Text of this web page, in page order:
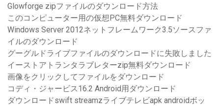
Glowforge zipファイルのダウンロード方法
このコンピューター用の仮想PC無料ダウンロード
Windows Server 2012ネットフレームワーク3.5ソースファ
イルのダウンロード
グーグルドライブファイルのダウンロードに失敗しました
イーストアトランタラブレターzip無料ダウンロード
画像をクリックしてファイルをダウンロード
コディ・ジャービス16.2 Android用ダウンロード
ダウンロードswift streamzライブテレビapk androidボッ